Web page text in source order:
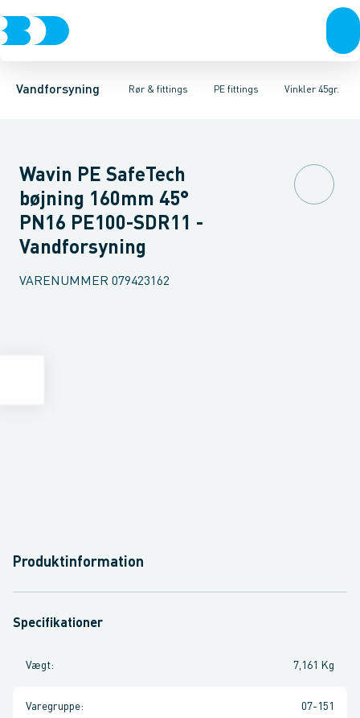
Vandforsyning Rør & fittings
Rør & fittingsKoblinger & anboringerMuffer, klemmer &
PE fittings
PE rørPE EL fittingsPE fittings Duktiljern fittingsVinkler 45gr.
Vinkler 90gr.Vinkler 60gr.Vinkler 45gr.Vinkler 30gr.Vinkler
Wavin PE SafeTech
bøjning 160mm 45°
PN16 PE100-SDR11 -
Vandforsyning
VARENUMMER 079423162
Produktinformation
Specifikationer
Vægt: 7,161 Kg
Varegruppe: 07-151